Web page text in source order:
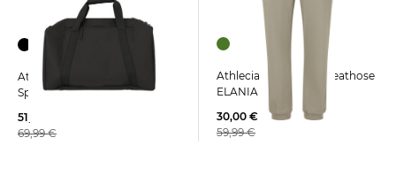
Athlecia | Damen
Sporttasche BERLIN
51,09 €
69,99 €
Athlecia | Damen Sweathose
ELANIA
30,00 €
59,99 €